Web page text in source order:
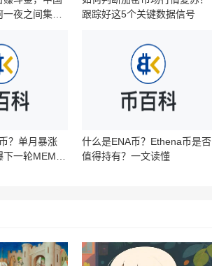
夜之间集体
跟踪好这5个关键数据信号‌‌‌‌‌‌
？单月暴涨
一轮MEME
什么是ENA币？Ethena币是否
值得持有？一文读懂